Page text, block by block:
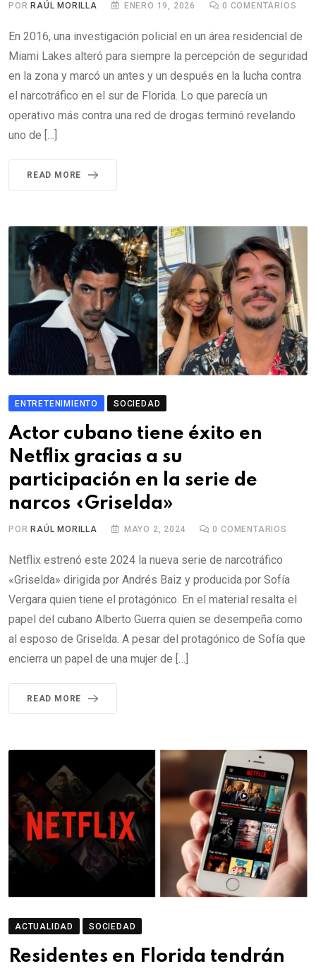
POR RAÚL MORILLA ENERO 19, 2026 0 COMENTARIOS
En 2016, una investigación policial en un área residencial de
Miami Lakes alteró para siempre la percepción de seguridad
en la zona y marcó un antes y un después en la lucha contra
el narcotráfico en el sur de Florida. Lo que parecía un
operativo más contra una red de drogas terminó revelando
uno de […]
READ MORE
ENTRETENIMIENTO SOCIEDAD
Actor cubano tiene éxito en
Netflix gracias a su
participación en la serie de
narcos «Griselda»
POR RAÚL MORILLA MAYO 2, 2024 0 COMENTARIOS
Netflix estrenó este 2024 la nueva serie de narcotráfico
«Griselda» dirigida por Andrés Baiz y producida por Sofía
Vergara quien tiene el protagónico. En el material resalta el
papel del cubano Alberto Guerra quien se desempeña como
al esposo de Griselda. A pesar del protagónico de Sofía que
encierra un papel de una mujer de […]
READ MORE
ACTUALIDAD SOCIEDAD
Residentes en Florida tendrán